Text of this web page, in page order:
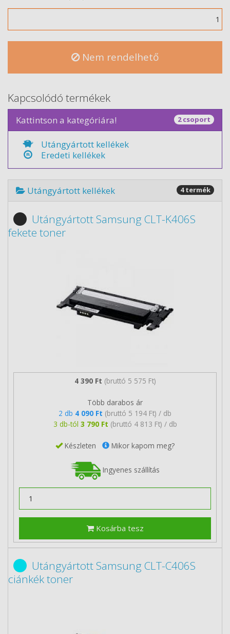
Nem rendelhető
Kapcsolódó termékek
Kattintson a kategóriára! 2 csoport
Utángyártott kellékek
Eredeti kellékek
Utángyártott kellékek 4 termék
Utángyártott Samsung CLT-K406S
fekete toner
4 390 Ft (bruttó 5 575 Ft)
Több darabos ár
2 db 4 090 Ft (bruttó 5 194 Ft) / db
3 db-tól 3 790 Ft (bruttó 4 813 Ft) / db
Készleten Mikor kapom meg?
Ingyenes szállítás
Kosárba tesz
Utángyártott Samsung CLT-C406S
ciánkék toner